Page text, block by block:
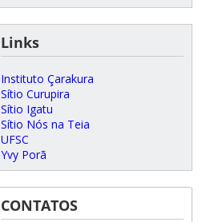
Links
Instituto Çarakura
Sítio Curupira
Sítio Igatu
Sítio Nós na Teia
UFSC
Yvy Porã
CONTATOS